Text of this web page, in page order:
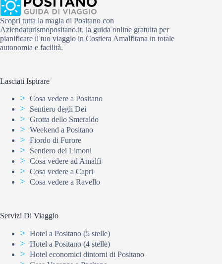
Scopri tutta la magia di Positano con
Aziendaturismopositano.it, la guida online gratuita per
pianificare il tuo viaggio in Costiera Amalfitana in totale
autonomia e facilità.
Lasciati Ispirare
Cosa vedere a Positano
Sentiero degli Dei
Grotta dello Smeraldo
Weekend a Positano
Fiordo di Furore
Sentiero dei Limoni
Cosa vedere ad Amalfi
Cosa vedere a Capri
Cosa vedere a Ravello
Servizi Di Viaggio
Hotel a Positano (5 stelle)
Hotel a Positano (4 stelle)
Hotel economici dintorni di Positano